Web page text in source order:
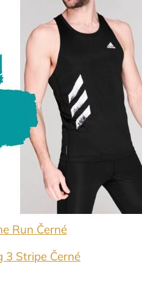
Run Černé
3 Stripe Černé